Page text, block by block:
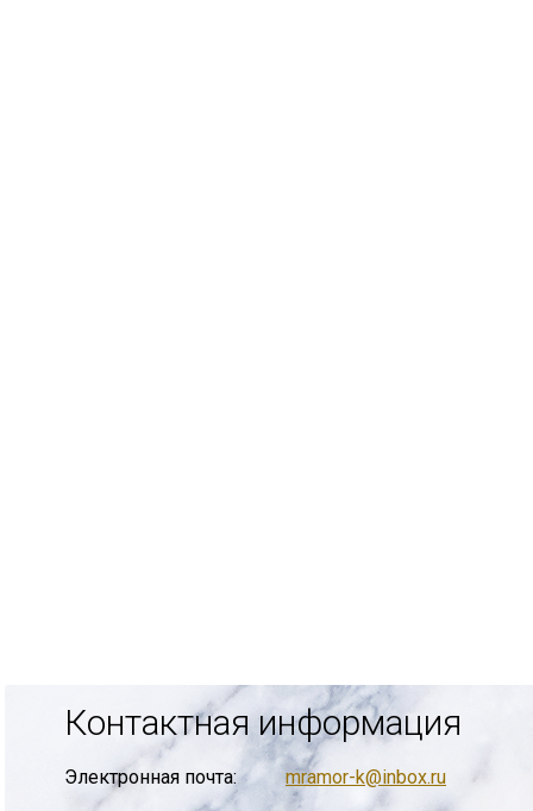
Контактная информация
Электронная почта: mramor-k@inbox.ru